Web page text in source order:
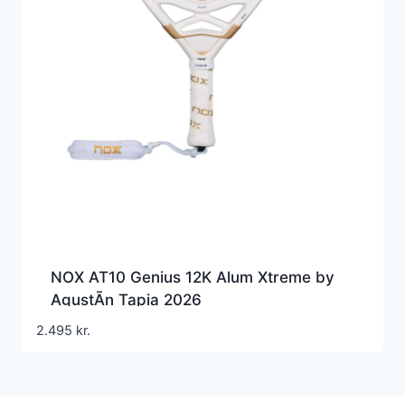
NOX AT10 Genius 12K Alum Xtreme by
AgustÃ­n Tapia 2026
2.495 kr.